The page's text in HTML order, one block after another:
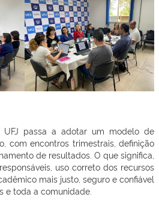
passa a adotar um modelo de
com encontros trimestrais, definição
de resultados. O que significa,
uso correto dos recursos
mais justo, seguro e confiável
e toda a comunidade.